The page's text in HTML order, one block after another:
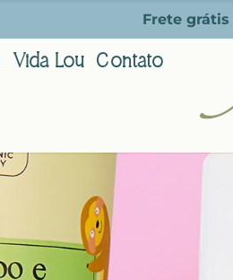
Frete grátis
Vida Lou Contato